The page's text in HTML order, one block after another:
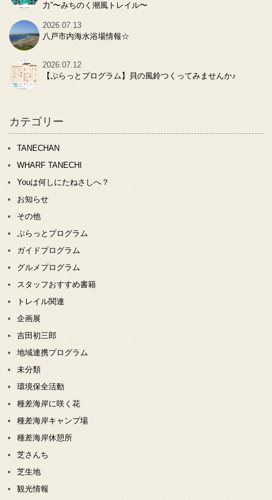
力”〜みちのく潮風トレイル〜
2026.07.13
八戸市内海水浴場情報☆
2026.07.12
【ぷらっとプログラム】貝の風鈴つくってみませんか♪
カテゴリー
TANECHAN
WHARF TANECHI
Youは何しにたねさしへ？
お知らせ
その他
ぷらっとプログラム
ガイドプログラム
グルメプログラム
スタッフおすすめ書籍
トレイル関連
企画展
吉田初三郎
地域連携プログラム
未分類
環境保全活動
種差海岸に咲く花
種差海岸キャンプ場
種差海岸休憩所
芝さんち
芝生地
観光情報